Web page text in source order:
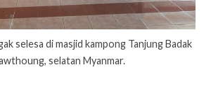
selesa di masjid kampong Tanjung Badak
selatan Myanmar.